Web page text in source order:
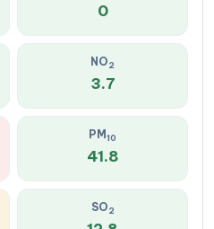
0
NO2
3.7
PM 10
41.8
SO2